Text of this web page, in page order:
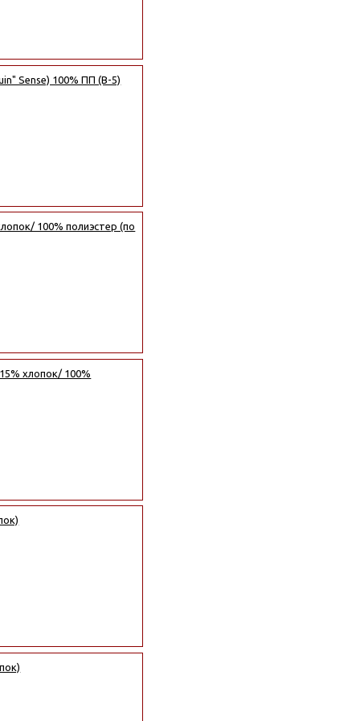
Sense) 100% ПП (B-5)
100% полиэстер (по
хлопок/ 100%